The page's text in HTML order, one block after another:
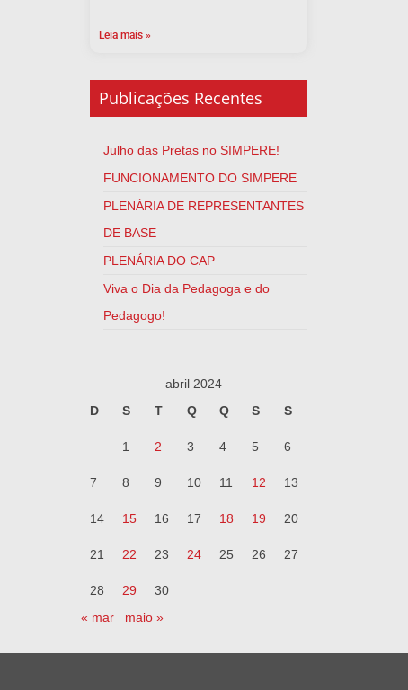
Leia mais »
Publicações Recentes
Julho das Pretas no SIMPERE!
FUNCIONAMENTO DO SIMPERE
PLENÁRIA DE REPRESENTANTES
DE BASE
PLENÁRIA DO CAP
Viva o Dia da Pedagoga e do
Pedagogo!
abril 2024
D
S T Q Q S S
1 2 3 4 5 6
7 8 9 10 11 12 13
14 15 16 17 18 19 20
21 22 23 24 25 26 27
28 29
30
« mar
maio »